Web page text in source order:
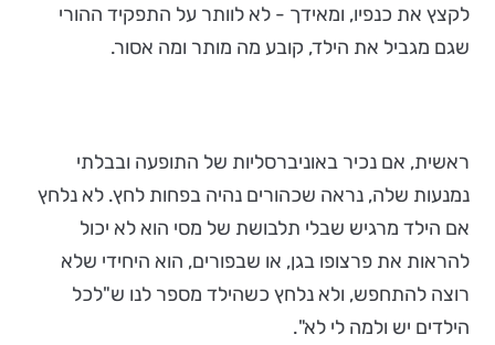
לקצץ את כנפיו, ומאידך - לא לוותר על התפקיד ההורי
שגם מגביל את הילד, קובע מה מותר ומה אסור.
ראשית, אם נכיר באוניברסליות של התופעה ובבלתי
נמנעות שלה, נראה שכהורים נהיה בפחות לחץ. לא נלחץ
אם הילד מרגיש שבלי תלבושת של מסי הוא לא יכול
להראות את פרצופו בגן, או שבפורים, הוא היחידי שלא
רוצה להתחפש, ולא נלחץ כשהילד מספר לנו ש"לכל
הילדים יש ולמה לי לא".